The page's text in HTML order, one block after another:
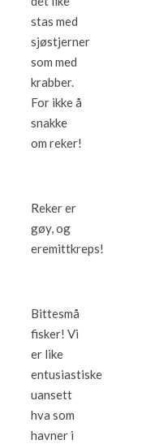
stas med
sjøstjerner
som med
krabber.
For ikke å
snakke
om reker!
Reker er
gøy, og
eremittkreps!
Bittesmå
fisker! Vi
er like
entusiastiske
uansett
hva som
havner i